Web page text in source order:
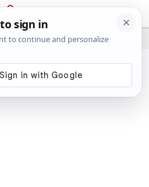
PRIJAVA